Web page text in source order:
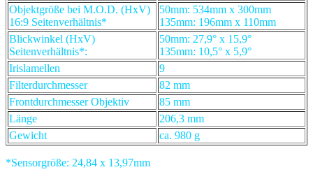
Objektgröße bei M.O.D. (HxV)
16:9 Seitenverhältnis*
50mm: 534mm x 300mm
135mm: 196mm x 110mm
Blickwinkel (HxV)
Seitenverhältnis*:
50mm: 27,9° x 15,9°
135mm: 10,5° x 5,9°
Irislamellen
9
Filterdurchmesser
82 mm
Frontdurchmesser Objektiv
85 mm
Länge
206,3 mm
Gewicht
ca. 980 g
*Sensorgröße: 24,84 x 13,97mm